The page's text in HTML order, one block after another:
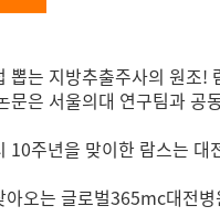
뽑는 지방추출주사의 원조!
문은 서울의대 연구팀과 공
10주년을 맞이한 람스는 대
아오는 글로벌365mc대전